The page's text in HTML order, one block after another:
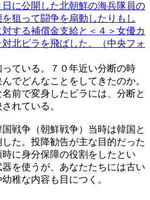
に公開した北朝鮮の海兵隊員の
狙って闘争を扇動したりもし
する補償金支給と＜４＞女優カ
北ビラを飛ばした。（中央フォ
っている。７０年近い分断の時
でどんなことをしてきたのか。
前で変身したビラには、分断と
れている。
戦争（朝鮮戦争）当時は韓国と
た。投降勧告が主な目的だった
に身分保障の役割をしたとい
を使うが、あなたたちには古い
稚な内容も目につく。